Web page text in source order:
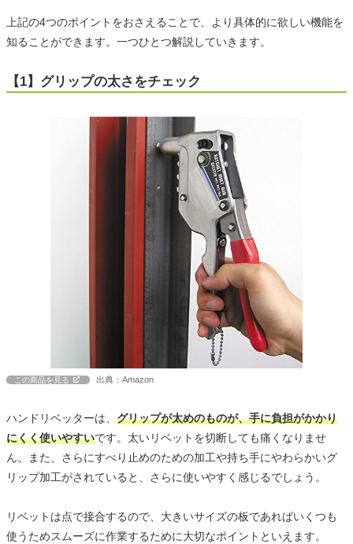
上記の4つのポイントをおさえることで、より具体的に欲しい機能を
知ることができます。一つひとつ解説していきます。
【1】グリップの太さをチェック
この商品を見る 出典：Amazon
ハンドリベッターは、 グリップが太めのものが、手に負担がかかり
にくく使いやすいです。太いリベットを切断しても痛くなりませ
ん。また、さらにすべり止めのための加工や持ち手にやわらかいグ
リップ加工がされていると、さらに使いやすく感じるでしょう。
リベットは点で接合するので、大きいサイズの板であればいくつも
使うためスムーズに作業するために大切なポイントといえます。